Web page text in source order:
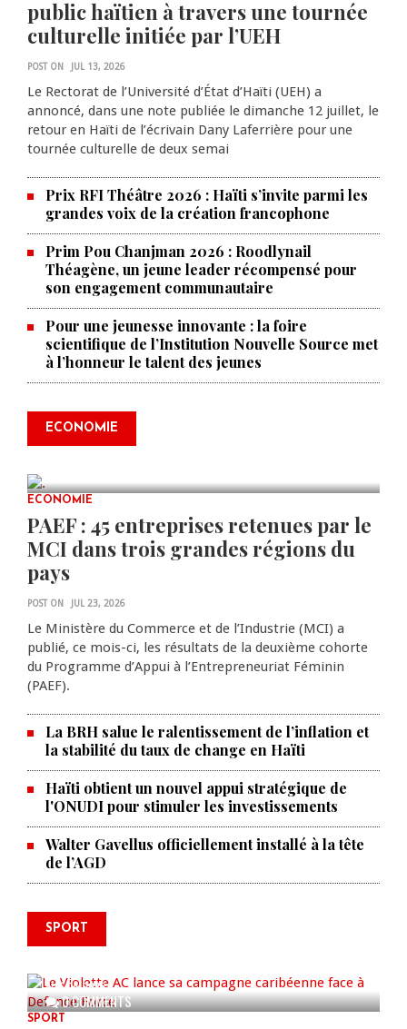
public haïtien à travers une tournée
culturelle initiée par l’UEH
POST ON JUL 13, 2026
Le Rectorat de l’Université d’État d’Haïti (UEH) a
annoncé, dans une note publiée le dimanche 12 juillet, le
retour en Haïti de l’écrivain Dany Laferrière pour une
tournée culturelle de deux semai
Prix RFI Théâtre 2026 : Haïti s’invite parmi les
grandes voix de la création francophone
Prim Pou Chanjman 2026 : Roodlynail
Théagène, un jeune leader récompensé pour
son engagement communautaire
Pour une jeunesse innovante : la foire
scientifique de l’Institution Nouvelle Source met
à l’honneur le talent des jeunes
ECONOMIE
0 COMMENTS
Produire le savoir pour
2ᵉ édition de ses Journées
scientifiques
ECONOMIE
PAEF : 45 entreprises retenues par le
MCI dans trois grandes régions du
pays
POST ON JUL 23, 2026
Le Ministère du Commerce et de l’Industrie (MCI) a
publié, ce mois-ci, les résultats de la deuxième cohorte
du Programme d’Appui à l’Entrepreneuriat Féminin
(PAEF).
La BRH salue le ralentissement de l’inflation et
la stabilité du taux de change en Haïti
Haïti obtient un nouvel appui stratégique de
l'ONUDI pour stimuler les investissements
Walter Gavellus officiellement installé à la tête
de l’AGD
SPORT
0 COMMENTS
Le Violette AC lance sa campagne
AUG 04, 2026
SPORT